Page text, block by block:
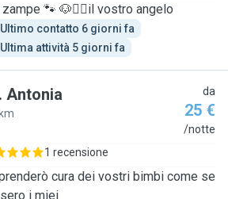
zampe 🐾 🐶🧍‍♀️il vostro angelo
Ultimo contatto 6 giorni fa
Ultima attività 5 giorni fa
. Antonia da
25 €
/notte
1 recensione
cura dei vostri bimbi come se
i miei